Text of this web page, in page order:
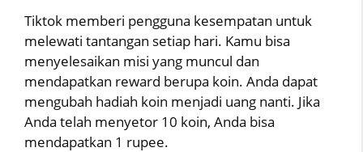
Tiktok memberi pengguna kesempatan untuk
melewati tantangan setiap hari. Kamu bisa
menyelesaikan misi yang muncul dan
mendapatkan reward berupa koin. Anda dapat
mengubah hadiah koin menjadi uang nanti. Jika
Anda telah menyetor 10 koin, Anda bisa
mendapatkan 1 rupee.